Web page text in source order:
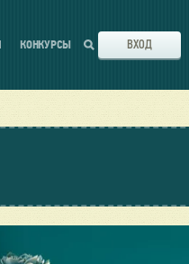
КОНКУРСЫ ВХОД